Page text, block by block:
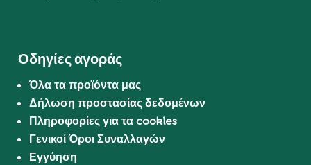
Οδηγίες αγοράς
Όλα τα προϊόντα μας
Δήλωση προστασίας δεδομένων
Πληροφορίες για τα cookies
Γενικοί Όροι Συναλλαγών
Εγγύηση